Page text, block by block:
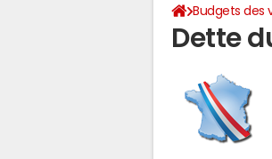
Budgets des
Dette